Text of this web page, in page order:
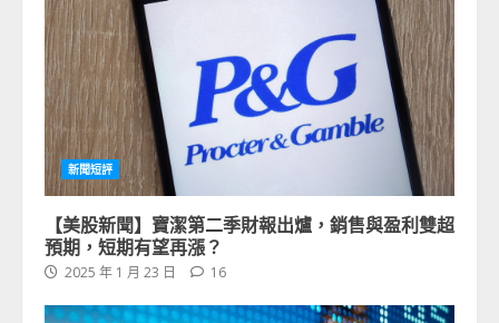
新聞短評
【美股新聞】寶潔第二季財報出爐，銷售與盈利雙超
預期，短期有望再漲？
2025 年 1 月 23 日 16